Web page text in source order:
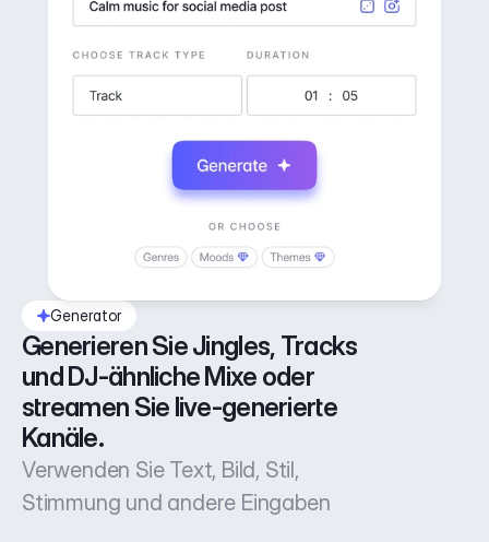
Generator
Generieren Sie Jingles, Tracks
und DJ-ähnliche Mixe oder
streamen Sie live-generierte
Kanäle.
Verwenden Sie Text, Bild, Stil,
Stimmung und andere Eingaben